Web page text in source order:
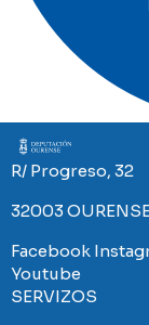
Imaxe
R/ Progreso, 32
32003
Facebook
Youtube
SERVIZOS